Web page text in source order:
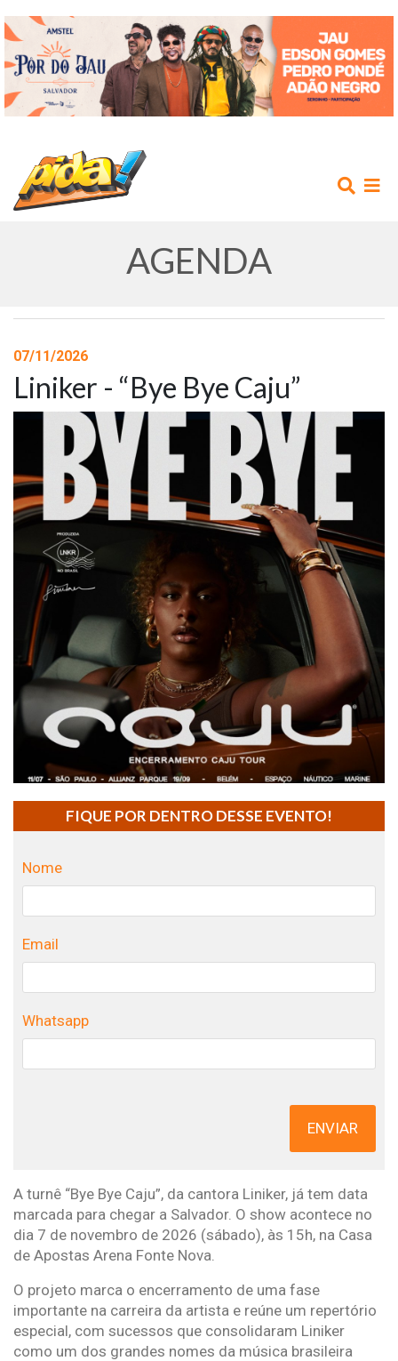
AGENDA
NOTÍCIAS
VÍDEOS
PROMOÇÕES
CONTATO
AGENDA
07/11/2026
Liniker - “Bye Bye Caju”
FIQUE POR DENTRO DESSE EVENTO!
Nome
Email
Whatsapp
ENVIAR
A turnê “Bye Bye Caju”, da cantora Liniker, já tem data
marcada para chegar a Salvador. O show acontece no
dia 7 de novembro de 2026 (sábado), às 15h, na Casa
de Apostas Arena Fonte Nova.
O projeto marca o encerramento de uma fase
importante na carreira da artista e reúne um repertório
especial, com sucessos que consolidaram Liniker
como um dos grandes nomes da música brasileira